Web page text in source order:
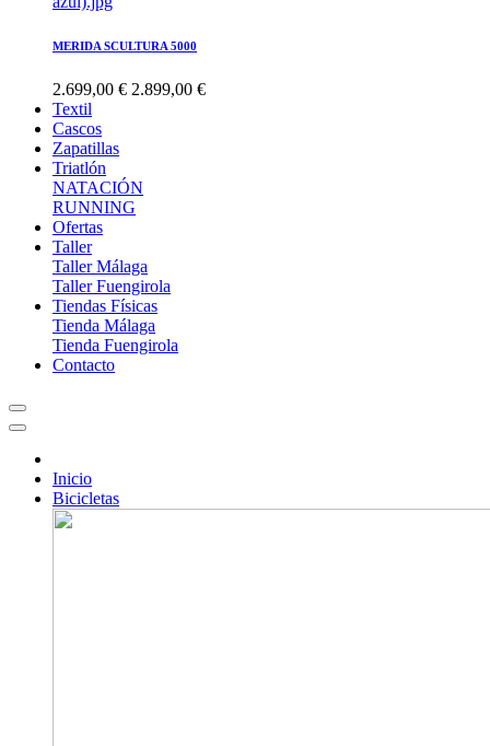
MERIDA SCULTURA 5000
2.699,00 € 2.899,00 €
Textil
Cascos
Zapatillas
Triatlón
NATACIÓN
RUNNING
Ofertas
Taller
Taller Málaga
Taller Fuengirola
Tiendas Físicas
Tienda Málaga
Tienda Fuengirola
Contacto
Inicio
Bicicletas